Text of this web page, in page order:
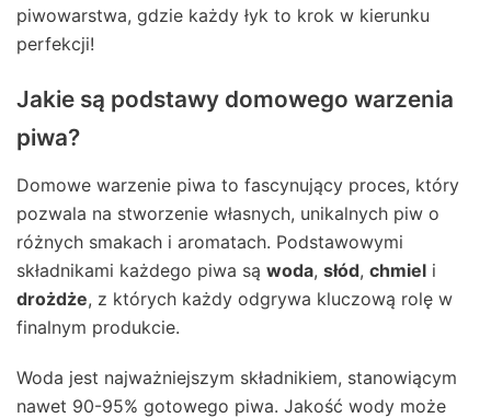
piwowarstwa, gdzie każdy łyk to krok w kierunku
perfekcji!
Jakie są podstawy domowego warzenia
piwa?
Domowe warzenie piwa to fascynujący proces, który
pozwala na stworzenie własnych, unikalnych piw o
różnych smakach i aromatach. Podstawowymi
składnikami każdego piwa są woda, słód, chmiel i
drożdże, z których każdy odgrywa kluczową rolę w
finalnym produkcie.
Woda jest najważniejszym składnikiem, stanowiącym
nawet 90-95% gotowego piwa. Jakość wody może